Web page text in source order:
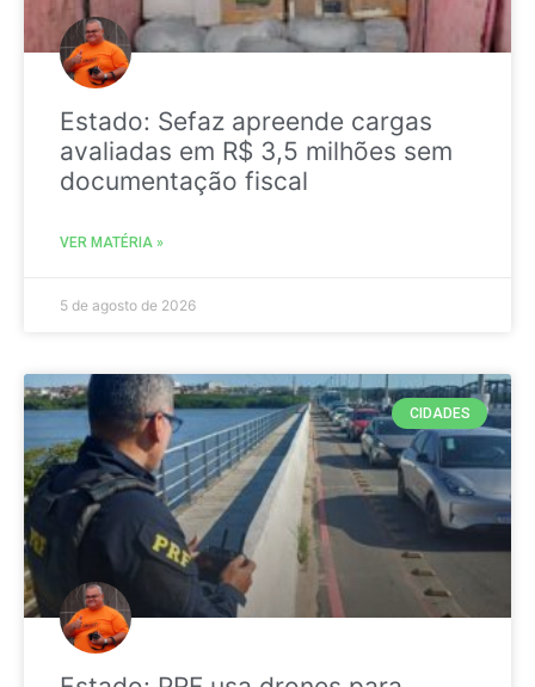
Estado: Sefaz apreende cargas
avaliadas em R$ 3,5 milhões sem
documentação fiscal
VER MATÉRIA »
5 de agosto de 2026
CIDADES